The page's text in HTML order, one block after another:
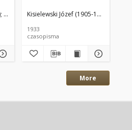
Oddział Uniwersytetu Poznańskiego
Kisielewski Józef (1905-1966)(Red.)
1933
czasopisma
More